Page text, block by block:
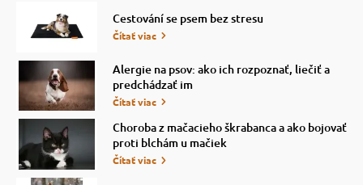
Cestování se psem bez stresu
Čítať viac
Alergie na psov: ako ich rozpoznať, liečiť a
predchádzať im
Čítať viac
Choroba z mačacieho škrabanca a ako bojovať
proti blchám u mačiek
Čítať viac